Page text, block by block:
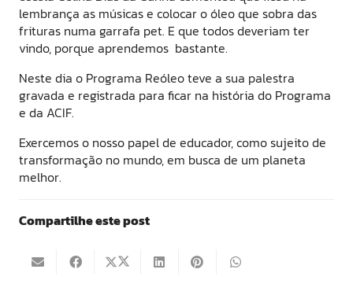
lembrança as músicas e colocar o óleo que sobra das
frituras numa garrafa pet. E que todos deveriam ter
vindo, porque aprendemos bastante.
Neste dia o Programa Reóleo teve a sua palestra
gravada e registrada para ficar na história do Programa
e da ACIF.
Exercemos o nosso papel de educador, como sujeito de
transformação no mundo, em busca de um planeta
melhor.
Compartilhe este post